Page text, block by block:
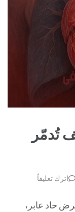
تُدمّر
اترك تعليقاً
حاد عابر،